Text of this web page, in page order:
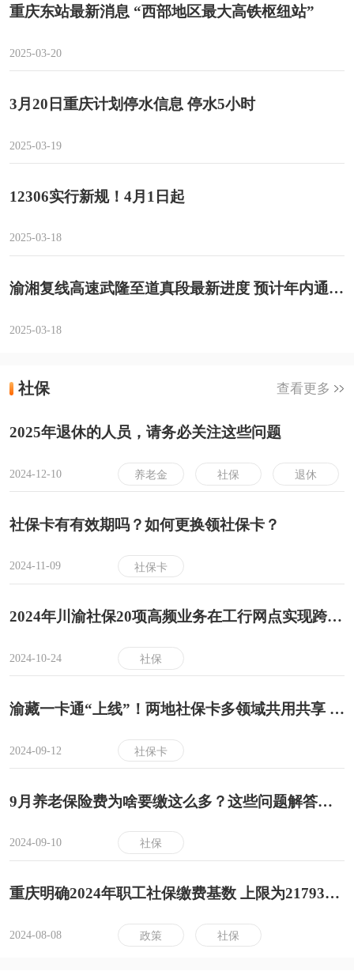
重庆东站最新消息 “西部地区最大高铁枢纽站”
2025-03-20
3月20日重庆计划停水信息 停水5小时
2025-03-19
12306实行新规！4月1日起
2025-03-18
渝湘复线高速武隆至道真段最新进度 预计年内通车！
2025-03-18
社保 查看更多
2025年退休的人员，请务必关注这些问题
2024-12-10 养老金 社保 退休
社保卡有有效期吗？如何更换领社保卡？
2024-11-09 社保卡
2024年川渝社保20项高频业务在工行网点实现跨省通办
2024-10-24 社保
渝藏一卡通“上线”！两地社保卡多领域共用共享 部分景区还享5折优惠
2024-09-12 社保卡
9月养老保险费为啥要缴这么多？这些问题解答来了
2024-09-10 社保
重庆明确2024年职工社保缴费基数 上限为21793元 下限为4359元
2024-08-08 政策 社保